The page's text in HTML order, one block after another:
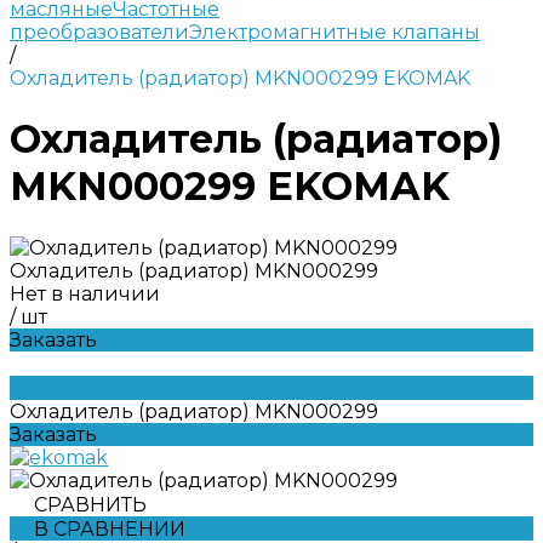
масляныеЧастотные
преобразователиЭлектромагнитные клапаны
/
Охладитель (радиатор) MKN000299 EKOMAK
Охладитель (радиатор)
MKN000299 EKOMAK
Охладитель (радиатор) MKN000299
Нет в наличии
/ шт
Заказать
Охладитель (радиатор) MKN000299
Заказать
СРАВНИТЬ
В СРАВНЕНИИ